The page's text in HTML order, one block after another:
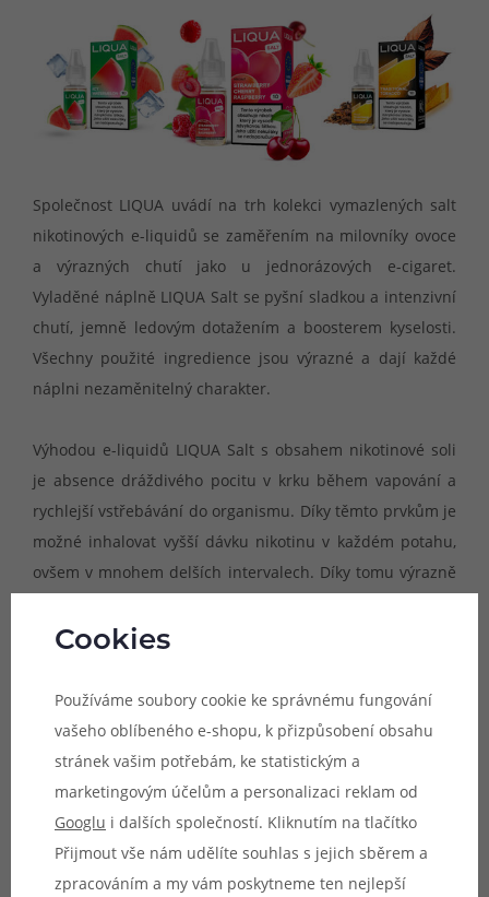
Společnost LIQUA uvádí na trh kolekci vymazlených salt
nikotinových e-liquidů se zaměřením na milovníky ovoce
a výrazných chutí jako u jednorázových e-cigaret.
Vyladěné náplně LIQUA Salt se pyšní sladkou a intenzivní
chutí, jemně ledovým dotažením a boosterem kyselosti.
Všechny použité ingredience jsou výrazné a dají každé
náplni nezaměnitelný charakter.
Výhodou e-liquidů LIQUA Salt s obsahem nikotinové soli
je absence dráždivého pocitu v krku během vapování a
rychlejší vstřebávání do organismu. Díky těmto prvkům je
možné inhalovat vyšší dávku nikotinu v každém potahu,
ovšem v mnohem delších intervalech. Díky tomu výrazně
baterie a také spotřebu samotné náplně.
E-liquidy LIQUA Salt obsahují 50% propylenglykolu a 50%
glycerolu. Díky tomu jsou vhodné do všech typů MTL
elektronických cigaret a produkují dostatečné množství
páry. Nikotinová sůl je rovněž ideální pro populární POD
systémy e-cigaret, které jsou sice kompaktní, ale nabízí
pouze omezené možnosti kapacity baterie nebo menší
objem zásobníku pro náplň. Při použití s nikotinovou solí
Cookies
Používáme soubory cookie ke správnému fungování
vašeho oblíbeného e-shopu, k přizpůsobení obsahu
stránek vašim potřebám, ke statistickým a
marketingovým účelům a personalizaci reklam od
Googlu i dalších společností. Kliknutím na tlačítko
Přijmout vše nám udělíte souhlas s jejich sběrem a
zpracováním a my vám poskytneme ten nejlepší